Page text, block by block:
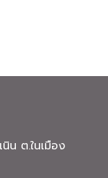
น ต.ในเมือง